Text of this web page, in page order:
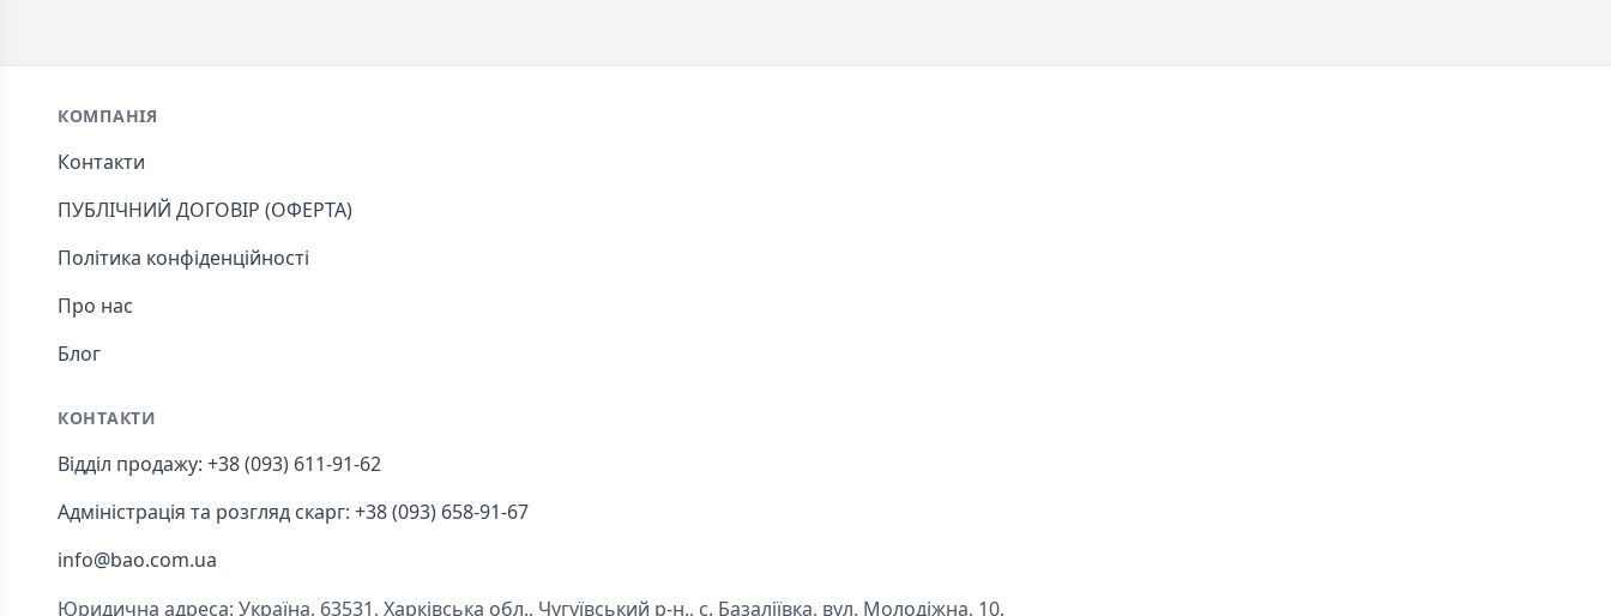
Footer
КОМПАНІЯ
Контакти
ПУБЛІЧНИЙ ДОГОВІР (ОФЕРТА)
Політика конфіденційності
Про нас
Блог
КОНТАКТИ
Відділ продажу: +38 (093) 611-91-62
Адміністрація та розгляд скарг: +38 (093) 658-91-67
info@bao.com.ua
Юридична адреса: Україна, 63531, Харківська обл., Чугуївський р-н., с. Базаліївка, вул. Молодіжна, 10.